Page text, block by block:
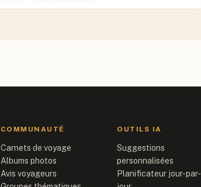
COMMUNAUTÉ
Carnets de voyage
Albums photos
Avis voyageurs
OUTILS IA
Suggestions
personnalisées
Planificateur jour-par-